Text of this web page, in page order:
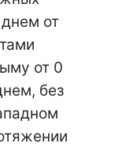
от
от 0
без